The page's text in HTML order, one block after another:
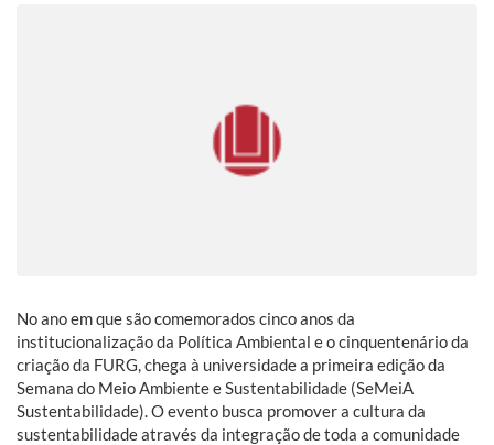
No ano em que são comemorados cinco anos da
institucionalização da Política Ambiental e o cinquentenário da
criação da FURG, chega à universidade a primeira edição da
Semana do Meio Ambiente e Sustentabilidade (SeMeiA
Sustentabilidade). O evento busca promover a cultura da
sustentabilidade através da integração de toda a comunidade